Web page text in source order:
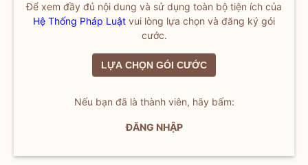
Để xem đầy đủ nội dung và sử dụng toàn bộ tiện ích của
Hệ Thống Pháp Luật vui lòng lựa chọn và đăng ký gói
cước.
LỰA CHỌN GÓI CƯỚC
Nếu bạn đã là thành viên, hãy bấm:
ĐĂNG NHẬP